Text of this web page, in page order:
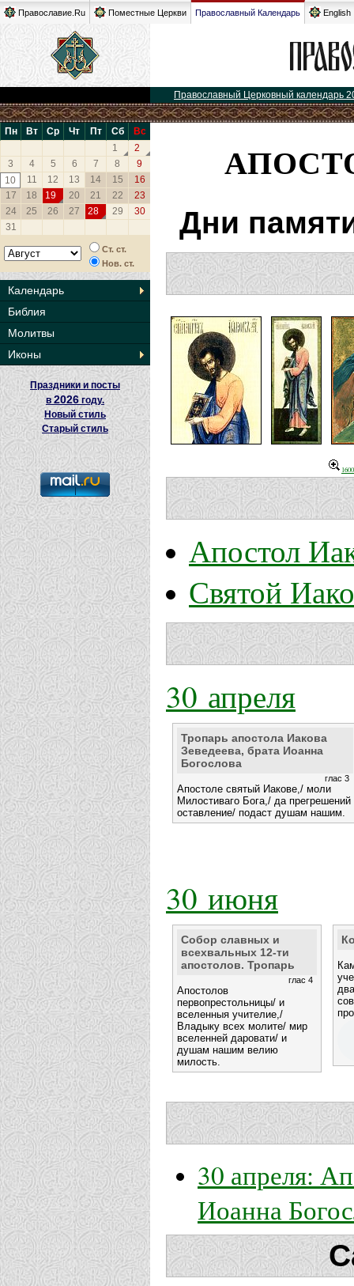
Православие.Ru Поместные Церкви Православный Календарь English
Православный Церковный календарь
Пн Вт Ср Чт Пт Сб
Вс
1
2
3
4 5 6 7 8
9
10
11 12 13 14 15
16
17
18 19 20 21 22
23
24
25 26 27 28 29
30
31
Ст. ст.
Нов. ст.
Календарь
Библия
Молитвы
Иконы
Праздники и посты
в2026 году.
Новый стиль
Старый стиль
Дни
Апостол
Святой
30 апреля
Тропарь апостола Иакова
Зеведеева, брата Иоанна
Богослова
глас 3
Апостоле святый Иакове,/ моли
Милостиваго Бога,/ да прегрешений
оставление/ подаст душам нашим.
30 июня
Собор славных и
всехвальных 12-ти
апостолов. Тропарь
глас 4
Апостолов
первопрестольницы/ и
вселенныя учителие,/
Владыку всех молите/ мир
вселенней даровати/ и
душам нашим велию
милость.
30 апреля:
Иоанна